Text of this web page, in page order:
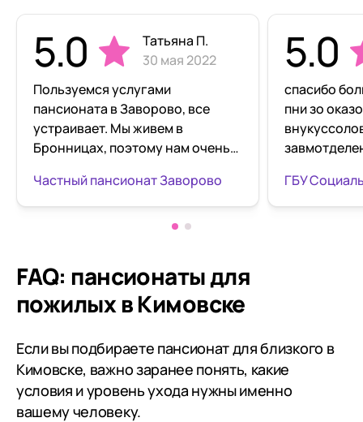
5.0
Татьяна П.
30 мая 2022
Пользуемся услугами
пансионата в Заворово, все
устраивает. Мы живем в
Бронницах, поэтому нам очень
пансионата. Мама живет там уже
месяц. Ей необходимо
восстановление после
Персонал добрый, вежливо
разговаривает, все принесет
унесет что нужно. Комнаты
оформлено. Более чем
достойное место!
Частный пансионат Заворово
5.0
спасибо
пни зо
директора
FAQ: пансионаты для
пожилых в Кимовске
Если вы подбираете пансионат для близкого в
Кимовске, важно заранее понять, какие
условия и уровень ухода нужны именно
вашему человеку.